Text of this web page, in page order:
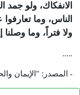
الانفكاك، ولو جمد
الناس، وما
ولا فتراً، وما
.....
- المصدر: "الإيمان